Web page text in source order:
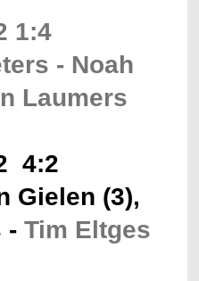
1:4
- Noah
Laumers
4:2
Gielen (3),
- Tim Eltges